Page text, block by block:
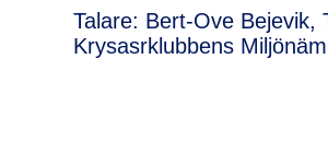
Talare: Bert-Ove Bejevik,
Krysasrklubbens